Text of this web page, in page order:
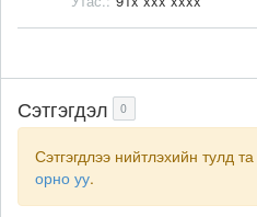
Сэтгэгдэл 0
Сэтгэгдлээ нийтлэхийн тулд та
орно уу.